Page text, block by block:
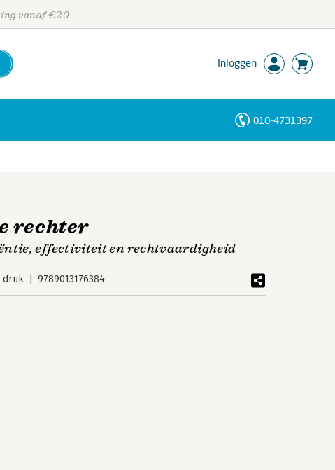
vanaf €20
Inloggen
010-4731397
rechter
effectiviteit en rechtvaardigheid
druk 9789013176384
Personen